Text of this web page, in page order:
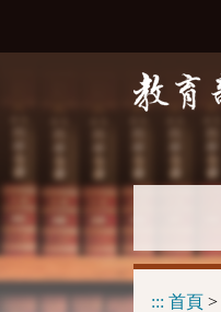
::: 首頁 >